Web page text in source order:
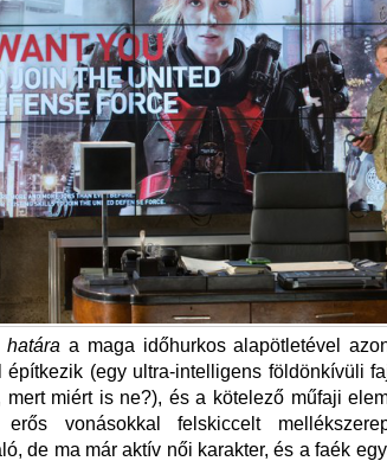
a maga időhurkos alapötletével
építkezik (egy ultra-intelligens földönkívüli
mert miért is ne?), és a kötelező műfaji
vonásokkal felskiccelt
de ma már aktív női karakter, és a faék